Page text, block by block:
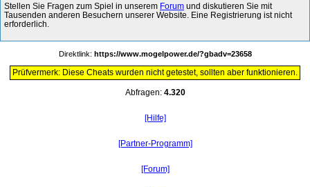
Stellen Sie Fragen zum Spiel in unserem Forum und diskutieren Sie mit
Tausenden anderen Besuchern unserer Website. Eine Registrierung ist nicht
erforderlich.
Direktlink: https://www.mogelpower.de/?gbadv=23658
Prüfvermerk: Diese Cheats wurden nicht getestet, sollten aber funktionieren.
Abfragen: 4.320
[Hilfe]
[Partner-Programm]
[Forum]